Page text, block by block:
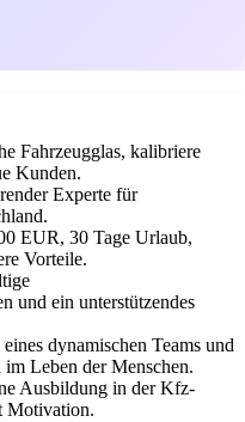
Fahrzeugglas, kalibriere
Kunden.
Experte für
EUR, 30 Tage Urlaub,
Vorteile.
und ein unterstützendes
dynamischen Teams und
im Leben der Menschen.
Ausbildung in der Kfz-
Motivation.